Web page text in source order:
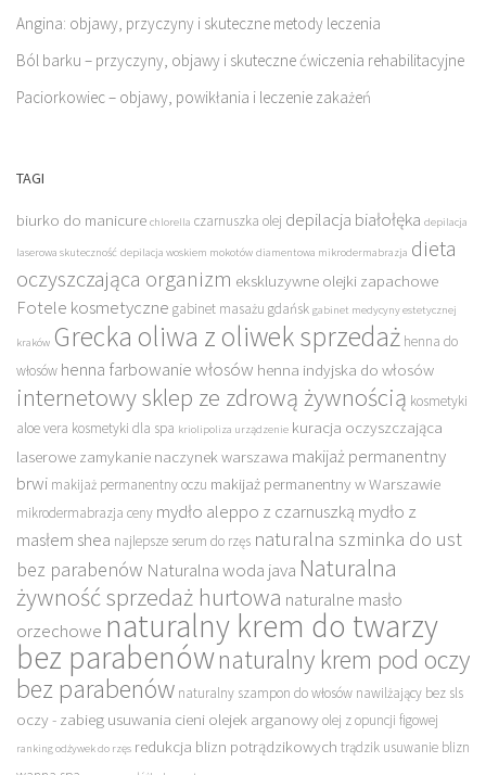
Angina: objawy, przyczyny i skuteczne metody leczenia
Ból barku – przyczyny, objawy i skuteczne ćwiczenia rehabilitacyjne
Paciorkowiec – objawy, powikłania i leczenie zakażeń
TAGI
biurko do manicure chlorella czarnuszka olej depilacja białołęka depilacja
laserowa skuteczność depilacja woskiem mokotów diamentowa mikrodermabrazja dieta
oczyszczająca organizm ekskluzywne olejki zapachowe
Fotele kosmetyczne gabinet masażu gdańsk gabinet medycyny estetycznej
kraków Grecka oliwa z oliwek sprzedaż henna do
włosów henna farbowanie włosów henna indyjska do włosów
internetowy sklep ze zdrową żywnością kosmetyki
aloe vera kosmetyki dla spa kriolipoliza urządzenie kuracja oczyszczająca
laserowe zamykanie naczynek warszawa makijaż permanentny
brwi makijaż permanentny oczu makijaż permanentny w Warszawie
mikrodermabrazja ceny mydło aleppo z czarnuszką mydło z
masłem shea najlepsze serum do rzęs naturalna szminka do ust
bez parabenów Naturalna woda java Naturalna
żywność sprzedaż hurtowa naturalne masło
orzechowe naturalny krem do twarzy
bez parabenównaturalny krem pod oczy
bez parabenów naturalny szampon do włosów nawilżający bez sls
oczy - zabieg usuwania cieni olejek arganowy olej z opuncji figowej
ranking odżywek do rzęs redukcja blizn potrądzikowych trądzik usuwanie blizn